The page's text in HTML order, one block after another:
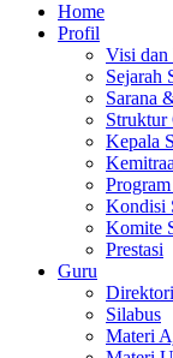
Home
Profil
Visi dan
Sejarah
Sarana
Struktur
Kepala
Kondisi
Komite
Prestasi
Guru
Silabus
Materi